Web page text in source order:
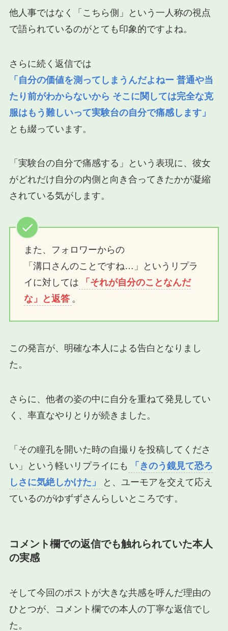
他人事ではなく「こちら側」という一人称の視点
で語られているのがとても印象的ですよね。
さらに続く返信では
「自分の価値を測ってしまうんだよねー 普通や当
たり前がわからないから そこに関しては完全な克
服はもう難しいって実験台の自分で痛感します」
とも綴っています。
「実験台の自分で痛感する」という表現に、彼女
がどれだけ自分の内側と向き合ってきたかが凝縮
されている気がします。
また、フォロワーからの
「溝口さんのことですね…」というリプラ
イに対しては
「それが自分のことなんだ
な」と返答 。
この発言が、明確な本人による告白となりまし
た。
さらに、他者の姿の中に自分を重ねて発見してい
く、率直なやりとりが続きました。
「その瞳孔を開いた時の自撮りを投稿してくださ
い」という軽いリプライにも
「きのう鏡見て恐ろ
しさに気絶しかけた」
と、ユーモアを交えて応え
ているのがゆずずさんらしいところです。
コメント欄での返信でも触れられていた本人
の実感
そして今回のポストが大きな共感を呼んだ理由の
ひとつが、コメント欄での本人の丁寧な返信でし
た。